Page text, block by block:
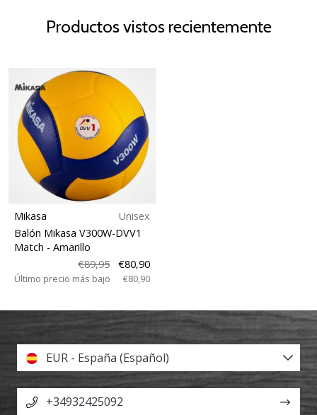
Productos vistos recientemente
Mikasa
Unisex
Balón Mikasa V300W-DVV1
Match - Amarillo
€89,95
€80,90
Último precio más bajo €80,90
EUR - España (Español)
+34932425092